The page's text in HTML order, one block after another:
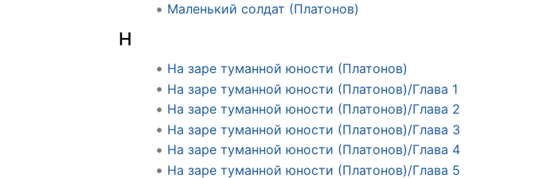
Маленький солдат (Платонов)
Н
На заре туманной юности (Платонов)
На заре туманной юности (Платонов)/Глава 1
На заре туманной юности (Платонов)/Глава 2
На заре туманной юности (Платонов)/Глава 3
На заре туманной юности (Платонов)/Глава 4
На заре туманной юности (Платонов)/Глава 5